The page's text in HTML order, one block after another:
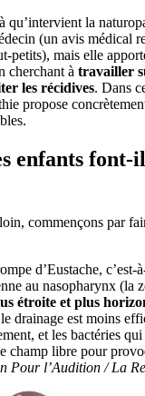
qu’intervient la
(un avis médical
petits), mais elle
cherchant à travailler
les récidives. Dans
propose
enfants font-
commençons par
d’Eustache,
au nasopharynx (la
étroite et plus
drainage est moins
et les bactéries
champ libre pour
Pour l’Audition / La